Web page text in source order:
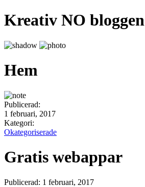
Kreativ NO bloggen
Hem
Publicerad:
1 februari, 2017
Kategori:
Okategoriserade
Gratis webappar
Publicerad: 1 februari, 2017